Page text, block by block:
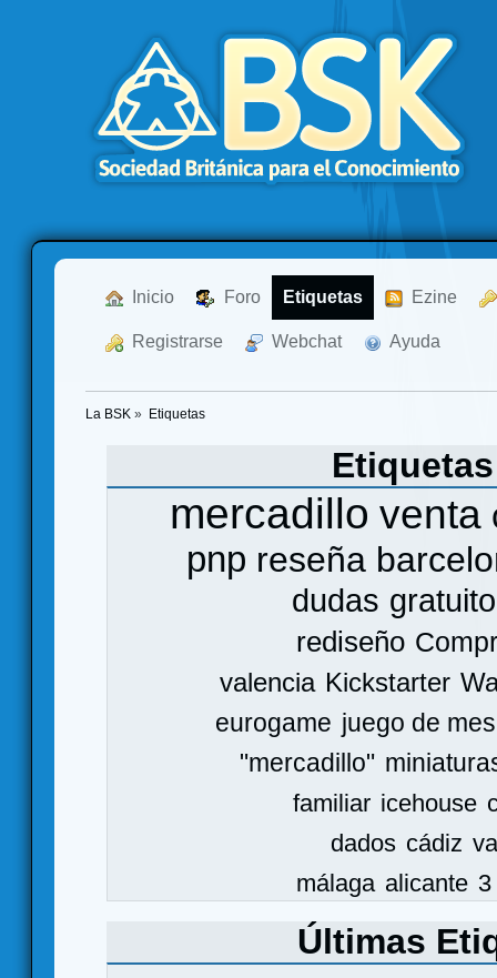
Inicio Foro Etiquetas Ezine
Registrarse Webchat Ayuda
La BSK » Etiquetas
mercadillo venta
pnp reseña
dudas gratuito
rediseño
valencia Kickstarter
eurogame juego de
"mercadillo"
familiar icehouse
dados cádiz
málaga alicante
Últimas